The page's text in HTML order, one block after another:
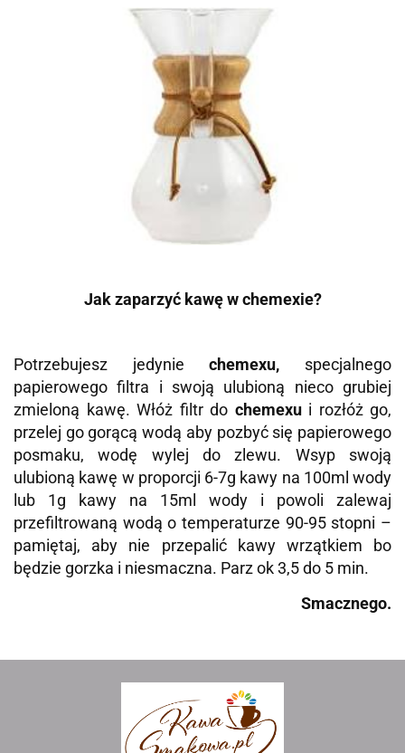
Jak zaparzyć kawę w chemexie?
Potrzebujesz jedyniechemexu, specjalnego
papierowego filtra i swoją ulubioną nieco grubiej
zmieloną kawę. Włóż filtr do chemexui rozłóż go,
przelej go gorącą wodą aby pozbyć się papierowego
posmaku, wodę wylej do zlewu. Wsyp swoją
ulubioną kawę w proporcji 6-7g kawy na 100ml wody
lub 1g kawy na 15ml wody i powoli zalewaj
przefiltrowaną wodą o temperaturze 90-95 stopni –
pamiętaj, aby nie przepalić kawy wrzątkiem bo
będzie gorzka i niesmaczna. Parz ok 3,5 do 5 min.
Smacznego.